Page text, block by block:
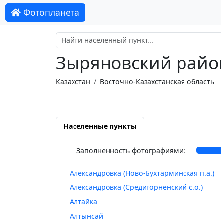
Фотопланета
Зыряновский
Казахстан Восточно-Казахстанская область
Населенные пункты
Заполненность фотографиями:
Александровка (Hово-Бухтарминская п.а.)
Александровка (Средигорненский с.о.)
Алтайка
Алтынсай